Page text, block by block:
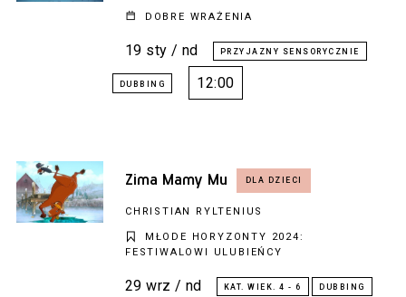
DOBRE WRAŻENIA
19 sty / nd
12:00
Zima Mamy Mu
CHRISTIAN RYLTENIUS
MŁODE HORYZONTY 2024:
FESTIWALOWI ULUBIEŃCY
29 wrz / nd